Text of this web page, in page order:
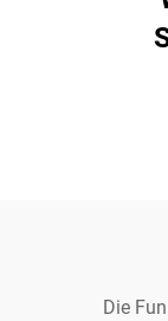
Die